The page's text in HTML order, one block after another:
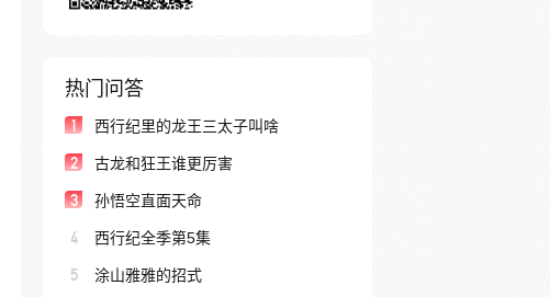
热门问答
1 西行纪里的龙王三太子叫啥
2 古龙和狂王谁更厉害
3 孙悟空直面天命
4 西行纪全季第5集
5 涂山雅雅的招式